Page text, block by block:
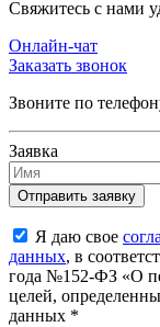
Cвяжитесь с нами
Онлайн-чат
Заказать звонок
Звоните по
Заявка
Я даю свое
данных, в
года №152-ФЗ «О
целей,
данных *